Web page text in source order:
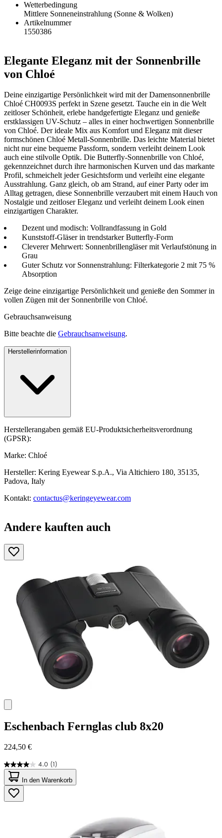
Wetterbedingung
Mittlere Sonneneinstrahlung (Sonne & Wolken)
Artikelnummer
1550386
Elegante Eleganz mit der Sonnenbrille
von Chloé
Deine einzigartige Persönlichkeit wird mit der Damensonnenbrille
Chloé CH0093S perfekt in Szene gesetzt. Tauche ein in die Welt
zeitloser Schönheit, erlebe handgefertigte Eleganz und genieße
erstklassigen UV-Schutz – alles in einer hochwertigen Sonnenbrille
von Chloé. Der ideale Mix aus Komfort und Eleganz mit dieser
formschönen Chloé Metall-Sonnenbrille. Das leichte Material bietet
nicht nur eine bequeme Passform, sondern verleiht deinem Look
auch eine stilvolle Optik. Die Butterfly-Sonnenbrille von Chloé,
gekennzeichnet durch ihre harmonischen Kurven und das markante
Profil, schmeichelt jeder Gesichtsform und verleiht eine elegante
Ausstrahlung. Ganz gleich, ob am Strand, auf einer Party oder im
Alltag getragen, diese Sonnenbrille verzaubert mit einem Hauch von
Nostalgie und zeitloser Eleganz und verleiht deinem Look einen
einzigartigen Charakter.
Dezent und modisch: Vollrandfassung in Gold
Kunststoff-Gläser in trendstarker Butterfly-Form
Cleverer Mehrwert: Sonnenbrillengläser mit Verlaufstönung in
Grau
Guter Schutz vor Sonnenstrahlung: Filterkategorie 2 mit 75 %
Absorption
Zeige deine einzigartige Persönlichkeit und genieße den Sommer in
vollen Zügen mit der Sonnenbrille von Chloé.
Gebrauchsanweisung
Bitte beachte die Gebrauchsanweisung.
Herstellerinformation
Herstellerangaben gemäß EU-Produktsicherheitsverordnung
(GPSR):
Marke: Chloé
Hersteller: Kering Eyewear S.p.A., Via Altichiero 180, 35135,
Padova, Italy
Kontakt: contactus@keringeyewear.com
Andere kauften auch
Eschenbach Fernglas club 8x20
224,50 €
4.0 (1)
4.0
von
5
Sternen.
1
In den Warenkorb